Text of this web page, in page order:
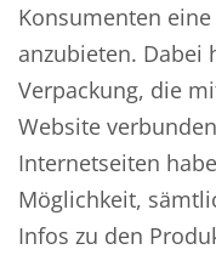
Konsumenten
anzubieten. Dabei
Verpackung, die
Website
Internetseiten
Möglichkeit,
Infos zu den